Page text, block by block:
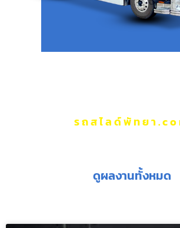
รถสไลด์พัทยา
ดูผลงานทั้งหมด